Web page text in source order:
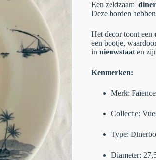
Een zeldzaam
Deze borden
Het decor toont een
een bootje,
in nieuwstaat en
Kenmerken:
Merk:
Collectie:
Type:
Diameter: